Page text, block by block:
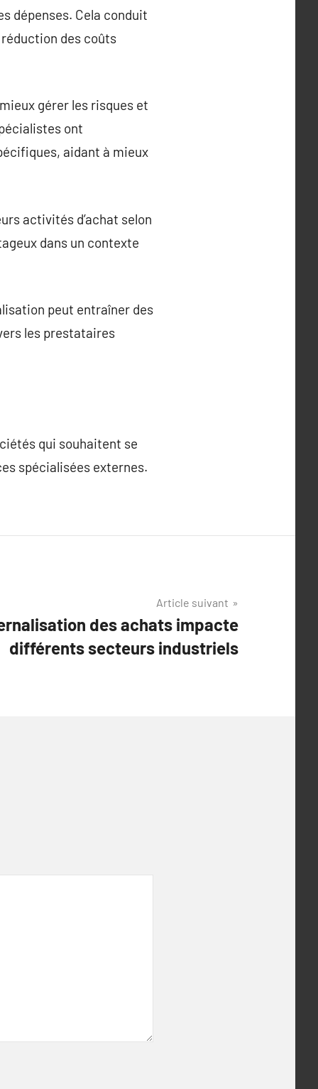
dépenses. Cela conduit
des coûts
gérer les risques et
ont
aidant à mieux
activités d’achat selon
dans un contexte
peut entraîner des
les prestataires
qui souhaitent se
spécialisées externes.
Article suivant
des achats impacte
différents secteurs industriels